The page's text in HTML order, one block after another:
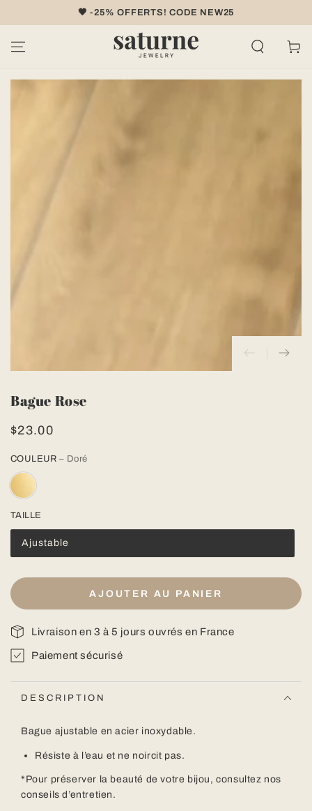
IGNORER LE🤎 -25% OFFERTS! CODE NEW25
Panier
Bague Rose
Prix
$23.00
COULEUR– Doré
TAILLE
Ajustable
AJOUTER AU PANIER
Livraison en 3 à 5 jours ouvrés en France
Paiement sécurisé
DESCRIPTION
Bague ajustable en acier inoxydable.
Résiste à l’eau et ne noircit pas.
* Pour préserver la beauté de votre bijou,consultez nos
conseils d’entretien.